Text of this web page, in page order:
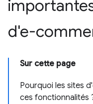
d'e-
Sur cette page
Pourquoi les sites
ces fonctionnalités